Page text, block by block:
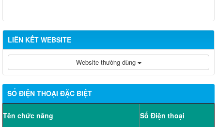
LIÊN KẾT WEBSITE
Website thường dùng
SỐ ĐIỆN THOẠI ĐẶC BIỆT
Tên chức năng
Số Điện thoại